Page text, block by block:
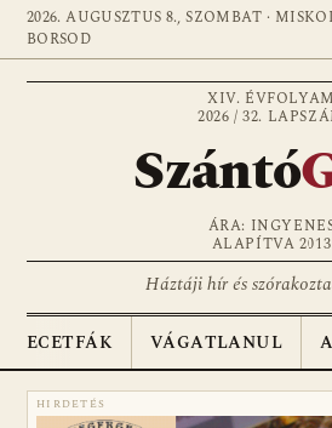
2026. AUGUSZTUS 8., SZOMBAT ·
BORSOD
XIV. ÉVFOLYAM
2026 / 32.
Szántó
ÁRA:
ALAPÍTVA 2013
Háztáji hír és
ECETFÁK VÁGATLANUL
HIRDETÉS